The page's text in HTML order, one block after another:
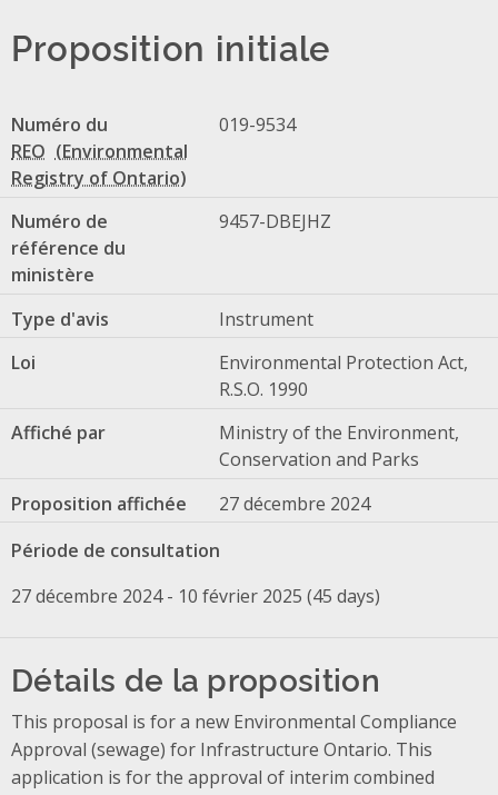
Proposition initiale
Numéro du
REO
019-9534
Numéro de
référence du
ministère
9457-DBEJHZ
Type d'avis
Instrument
Loi
Environmental Protection Act,
R.S.O. 1990
Affiché par
Ministry of the Environment,
Conservation and Parks
Proposition affichée
27 décembre 2024
Période de consultation
27 décembre 2024 - 10 février 2025 (45 days)
Détails de la proposition
This proposal is for a new Environmental Compliance
Approval (sewage) for Infrastructure Ontario. This
application is for the approval of interim combined